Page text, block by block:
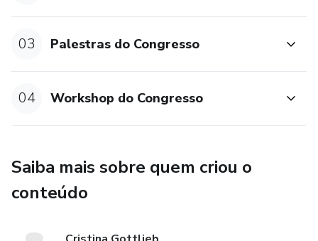
03 Palestras do Congresso
04 Workshop do Congresso
Saiba mais sobre quem criou o
conteúdo